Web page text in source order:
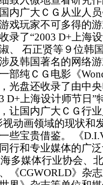
内广大ＣＧ从业人
戏玩家不可多得的
录了“2003 D+上海
、 石正贤等９位韩
及韩国著名的网络
部纯ＣＧ电影《
光盘还收录了由中
D+上海设计师节日
让国内广大ＣＧ行
视动画领域的现状和
些宝贵借鉴。 《
行和专业媒体的广
多媒体行业协会、
《CGWORLD》杂